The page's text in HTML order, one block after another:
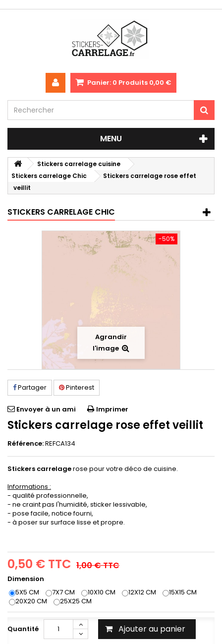
Panier: 0 Produits 0,00 €
MENU
Stickers carrelage cuisine
Stickers carrelage Chic
Stickers carrelage rose effet
veillit
STICKERS CARRELAGE CHIC
-50%
Agrandir
l'image
Partager Pinterest
Envoyer à un ami Imprimer
Stickers carrelage rose effet veillit
Référence:REFCA134
Stickers carrelagerose pour votre déco de cuisine.
Informations :
- qualité professionnelle,
- ne craint pas l'humidité, sticker lessivable,
- pose facile, notice fourni,
- à poser sur surface lisse et propre.
0,50 € TTC 1,00 €TTC
Dimension
5X5 CM
7X7 CM 10X10 CM 12X12 CM
15X15 CM
20X20 CM
25X25 CM
Quantité Ajouter au panier